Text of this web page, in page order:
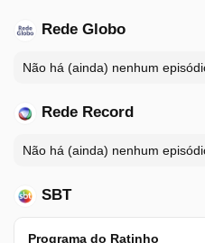
Rede Globo
Não há (ainda) nenhum
Rede Record
Não há (ainda) nenhum
SBT
Programa do Ratinho